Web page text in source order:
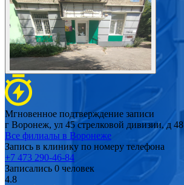
Мгновенное подтверждение записи
г Воронеж, ул 45 стрелковой дивизии, д 48
Все филиалы в Воронеже
Запись в клинику по номеру телефона
+7 473 290-46-84
Записались 0 человек
4.8